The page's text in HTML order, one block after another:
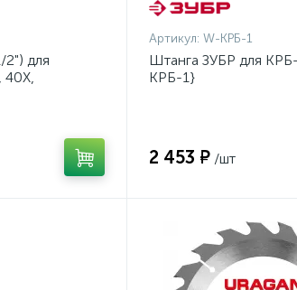
для
40Х,
Артикул: W-КРБ-1
Штанга ЗУБР для
КРБ-1}
2 453 ₽ /шт